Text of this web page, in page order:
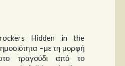
rockers Hidden in the
–με τη μορφή
τραγούδι από το